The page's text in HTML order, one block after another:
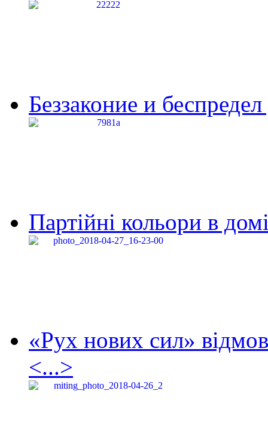
Беззаконие и
Партійні кольори в
«Рух нових сил»
<...>